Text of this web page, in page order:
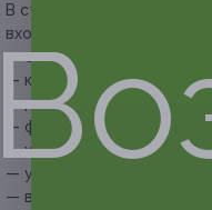
В стоимость купона на
входит:
— оценка состояния кожи;
— консультация
— демакияж, очищение;
— фонофорез;
— холодное
— ультразвуковая чистка
— вакуумный гидропилинг;